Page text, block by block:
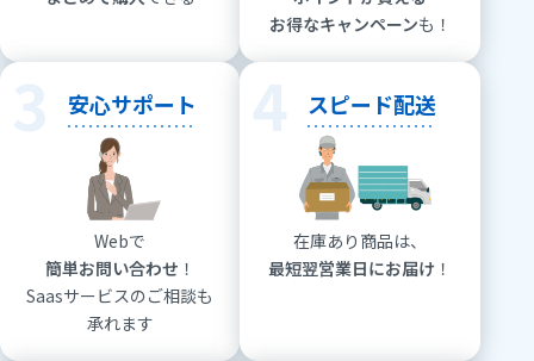
お得なキャンペーンも！
安心サポート
Webで
簡単お問い合わせ ！
Saasサービスのご相談も
承れます
スピード配送
在庫あり商品は、
最短翌営業日にお届け ！